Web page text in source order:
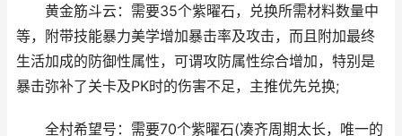
黄金筋斗云：需要35个紫曜石，兑换所需材料数量中
等，附带技能暴力美学增加暴击率及攻击，而且附加最终
生活加成的防御性属性，可谓攻防属性综合增加，特别是
暴击弥补了关卡及PK时的伤害不足，主推优先兑换;
全村希望号：需要70个紫曜石(凑齐周期太长，唯一的